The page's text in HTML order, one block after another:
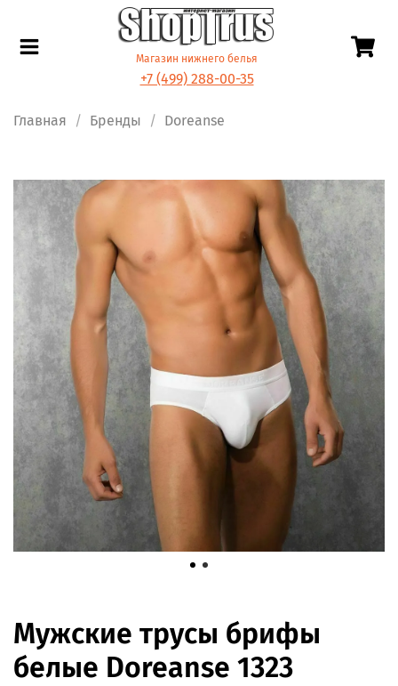
Магазин нижнего белья
+7 (499) 288-00-35
Главная Бренды Doreanse
Мужские трусы брифы
белые Doreanse 1323